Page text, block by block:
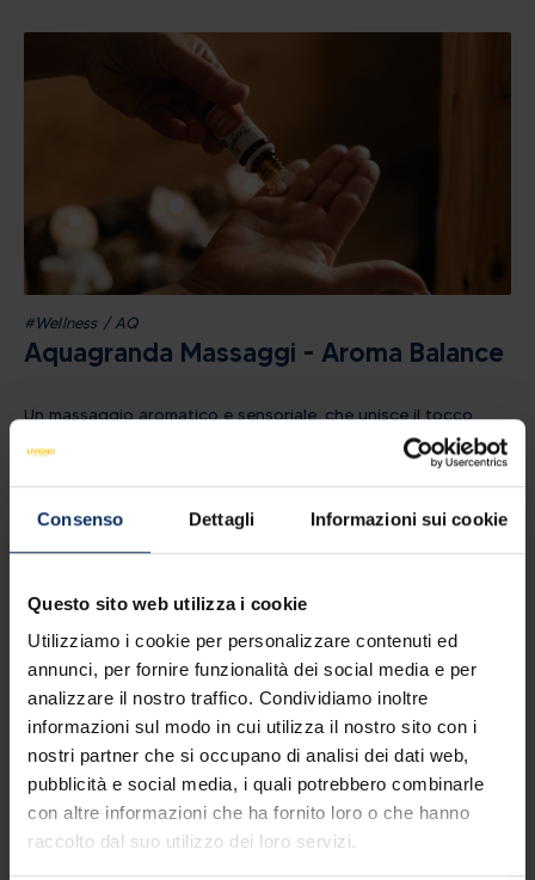
Consenso Dettagli Informazioni sui cookie
Questo sito web utilizza i cookie
Utilizziamo i cookie per personalizzare contenuti ed
annunci, per fornire funzionalità dei social media e per
analizzare il nostro traffico. Condividiamo inoltre
informazioni sul modo in cui utilizza il nostro sito con i
nostri partner che si occupano di analisi dei dati web,
pubblicità e social media, i quali potrebbero combinarle
con altre informazioni che ha fornito loro o che hanno
raccolto dal suo utilizzo dei loro servizi.
#Wellness / AQ
Aquagranda Massaggi - Aroma Balance
Un massaggio aromatico e sensoriale, che unisce il tocco
armonico delle mani alla potenza sottile degli oli essenziali.
Dopo una breve consulenza, il blend viene scelto insieme, in
mente. Importante: Dopo aver acquistato il massaggio, è
pin_drop Aquagranda, via Rasia 999, 23041 Livigno (so) • 50'